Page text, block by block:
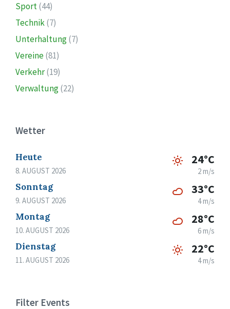
Sport(44)
Technik(7)
Unterhaltung(7)
Vereine(81)
Verkehr(19)
Verwaltung(22)
Wetter
Heute
8. AUGUST 2026
24°C
2 m/s
Sonntag
9. AUGUST 2026
33°C
4 m/s
Montag
10. AUGUST 2026
28°C
6 m/s
Dienstag
11. AUGUST 2026
22°C
4 m/s
Filter Events